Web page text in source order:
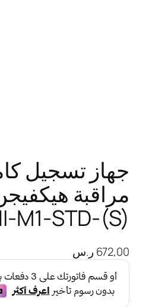
جهاز تسجيل
M1-STD-(S)
672,00 ر.س